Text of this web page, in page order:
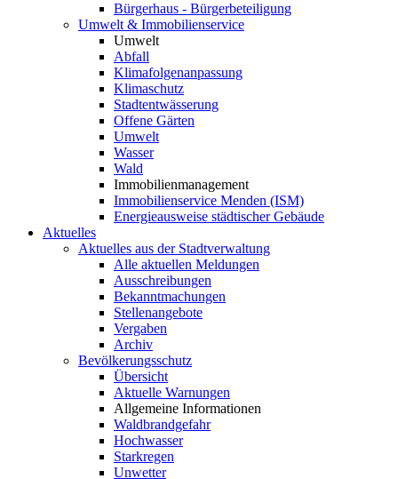
Bürgerhaus - Bürgerbeteiligung
Umwelt & Immobilienservice
Umwelt
Abfall
Klimafolgenanpassung
Klimaschutz
Stadtentwässerung
Offene Gärten
Umwelt
Wasser
Wald
Immobilienmanagement
Immobilienservice Menden (ISM)
Energieausweise städtischer Gebäude
Aktuelles
Aktuelles aus der Stadtverwaltung
Alle aktuellen Meldungen
Ausschreibungen
Bekanntmachungen
Stellenangebote
Vergaben
Archiv
Bevölkerungsschutz
Übersicht
Aktuelle Warnungen
Allgemeine Informationen
Waldbrandgefahr
Hochwasser
Starkregen
Unwetter